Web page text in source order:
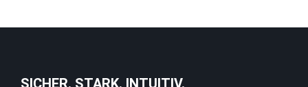
SICHER. STARK. INTUITIV.